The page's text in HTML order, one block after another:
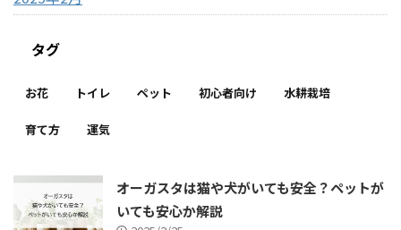
タグ
お花 トイレ ペット 初心者向け 水耕栽培
育て方 運気
オーガスタは猫や犬がいても安全？ペットが
いても安心か解説